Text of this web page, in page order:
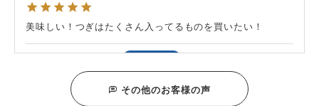
美味しい！つぎはたくさん入ってるものを買いたい！
よーくんママ 1 購入者
2026/05/17 その他のお客様の声